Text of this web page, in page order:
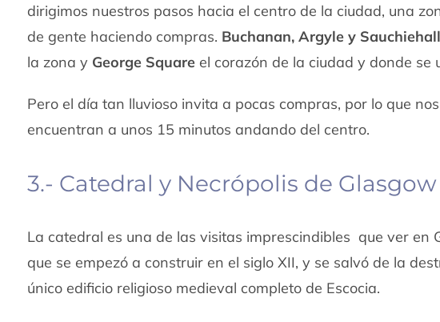
dirigimos nuestros pasos hacia el centro de la ciudad, una
de gente haciendo compras. Buchanan, Argyle y
la zona y George Square el corazón de la ciudad y donde
Pero el día tan lluvioso invita a pocas compras, por lo que
encuentran a unos 15 minutos andando del centro.
3.- Catedral y Necrópolis de Glasgow
La catedral es una de las visitas imprescindibles que ver en
que se empezó a construir en el siglo XII, y se salvó de la
único edificio religioso medieval completo de Escocia.